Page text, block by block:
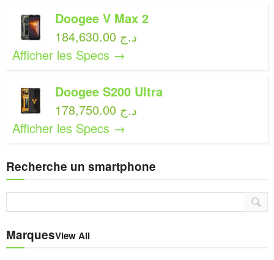
Doogee V Max 2
184,630.00 د.ج
Afficher les Specs →
Doogee S200 Ultra
178,750.00 د.ج
Afficher les Specs →
Recherche un smartphone
MarquesView All